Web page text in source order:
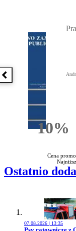
Poprzednia książka
10%
Cena
Ostatnio
07.08.2026 | 13:35
Przejdź do